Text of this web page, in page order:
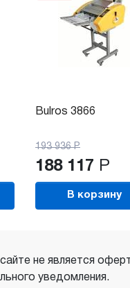
Bulros 3866
193 936 Р
188 117 Р
В корзину
не является
уведомления.